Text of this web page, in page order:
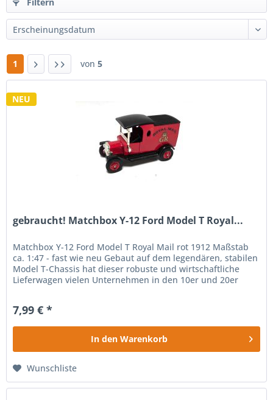
1 von 5
NEU
gebraucht! Matchbox Y-12 Ford Model T Royal...
Matchbox Y-12 Ford Model T Royal Mail rot 1912 Maßstab
ca. 1:47 - fast wie neu Gebaut auf dem legendären, stabilen
Model T-Chassis hat dieser robuste und wirtschaftliche
Lieferwagen vielen Unternehmen in den 10er und 20er
7,99 € *
In den Warenkorb
Wunschliste